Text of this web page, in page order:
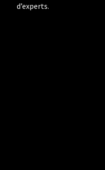
d’experts.